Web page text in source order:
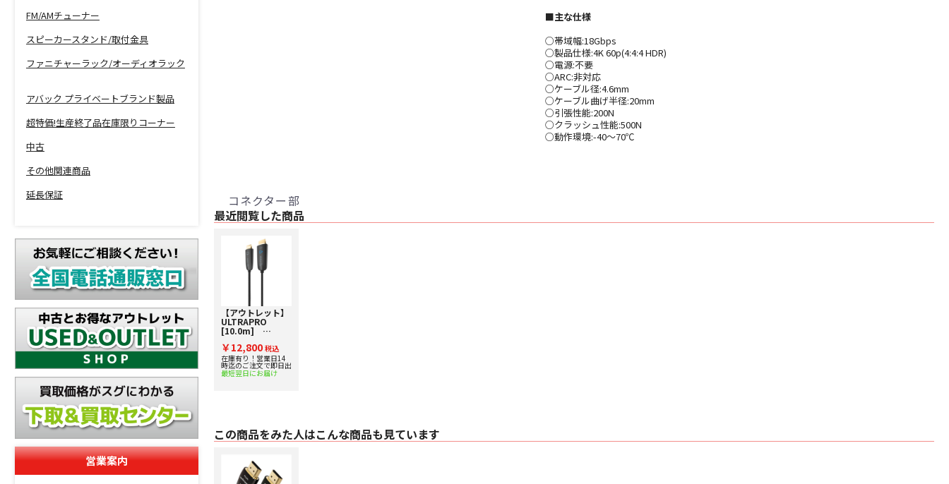
FM/AMチューナー
スピーカースタンド/取付金具
ファニチャーラック/オーディオラック
アバック プライベートブランド製品
超特価!生産終了品在庫限りコーナー
中古
その他関連商品
延長保証
営業案内
■主な仕様
○帯域幅:18Gbps
○製品仕様:4K 60p(4:4:4 HDR)
○電源:不要
○ARC:非対応
○ケーブル径:4.6mm
○ケーブル曲げ半径:20mm
○引張性能:200N
○クラッシュ性能:500N
○動作環境:-40～70℃
コネクター部
最近閲覧した商品
【アウトレット】
ULTRAPRO
[10.0m]
FIBBR[フィバ
ー] 4K対応HDM
光Iケーブル
FIBBRスタンダー
ドモデル ARC非対
￥12,800 税込
在庫有り！営業日14
時迄のご注文で即日出
最短翌日にお届け
この商品をみた人はこんな商品も見ています